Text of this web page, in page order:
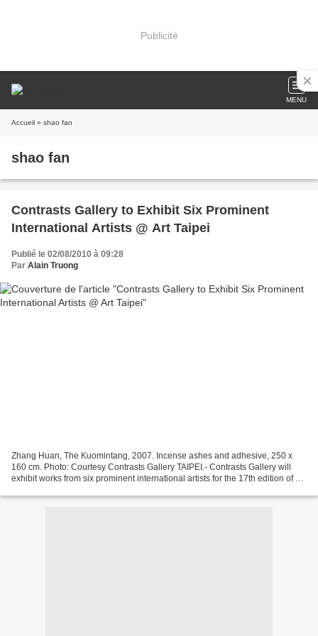
Publicité
MENU
Accueil » shao fan
shao fan
Contrasts Gallery to Exhibit Six Prominent
International Artists @ Art Taipei
Publié le 02/08/2010 à 09:28
Par Alain Truong
Zhang Huan, The Kuomintang, 2007. Incense ashes and adhesive, 250 x
160 cm. Photo: Courtesy Contrasts Gallery TAIPEI.- Contrasts Gallery will
exhibit works from six prominent international artists for the 17th edition of Art